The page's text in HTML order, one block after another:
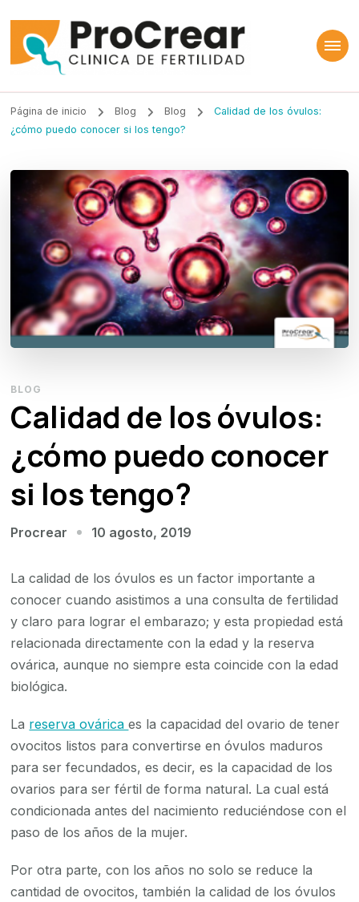
ProCrear
Página de inicio Blog Blog
Calidad de los óvulos:
¿cómo puedo conocer si los tengo?
BLOG
Calidad de los óvulos:
¿cómo puedo conocer
si los tengo?
Procrear 10 agosto, 2019
La calidad de los óvulos es un factor importante a
conocer cuando asistimos a una consulta de fertilidad
y claro para lograr el embarazo; y esta propiedad está
relacionada directamente con la edad y la reserva
ovárica, aunque no siempre esta coincide con la edad
biológica.
La reserva ováricaes la capacidad del ovario de tener
ovocitos listos para convertirse en óvulos maduros
para ser fecundados, es decir, es la capacidad de los
ovarios para ser fértil de forma natural. La cual está
condicionada antes del nacimiento reduciéndose con el
paso de los años de la mujer.
Por otra parte, con los años no solo se reduce la
cantidad de ovocitos, también la calidad de los óvulos